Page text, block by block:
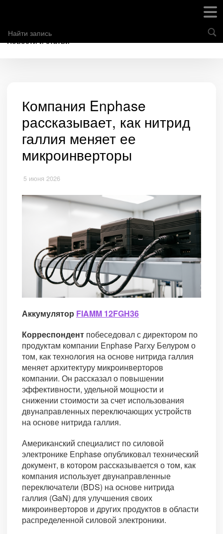
Новости и статьи
Компания Enphase
рассказывает, как нитрид
галлия меняет ее
микроинверторы
5 июня 2026
Аккумулятор FIAMM 12FGH36
Корреспондент побеседовал с директором по
продуктам компании Enphase Рагху Белуром о
том, как технология на основе нитрида галлия
меняет архитектуру микроинверторов
компании. Он рассказал о повышении
эффективности, удельной мощности и
снижении стоимости за счет использования
двунаправленных переключающих устройств
на основе нитрида галлия.
Американский специалист по силовой
электронике Enphase опубликовал технический
документ, в котором рассказывается о том, как
компания использует двунаправленные
переключатели (BDS) на основе нитрида
галлия (GaN) для улучшения своих
микроинверторов и других продуктов в области
распределенной силовой электроники.